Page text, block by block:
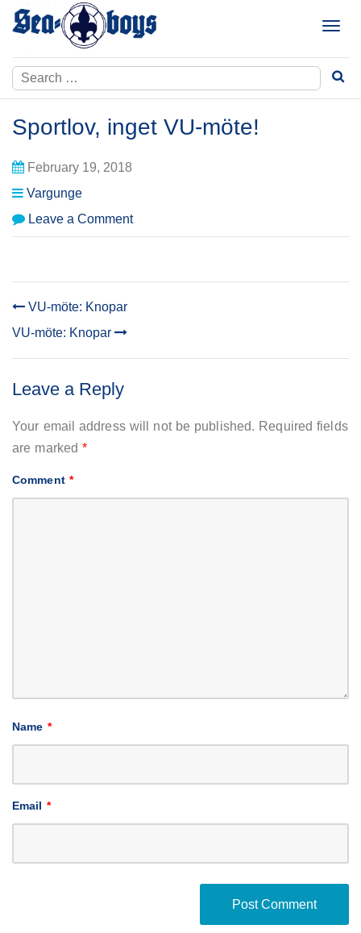
Skip
T
g
l
t
Search
for:
Sportlov, inget VU-möte!
February 19, 2018
Vargunge
Leave a Commenton
Sportlov,
POST
NAVIGATION
VU-möte: Knopar
VU-möte: Knopar
Leave a Reply
Your email address will not be published. Required fields
are marked*
Comment *
Name *
Email *